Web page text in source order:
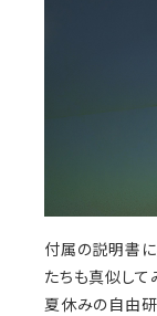
付属の説明書
たちも真似して
夏休みの自由研